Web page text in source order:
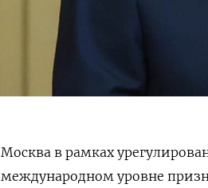
Москва в рамках
международном уровне